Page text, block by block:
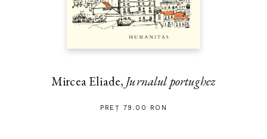
Mircea Eliade, Jurnalul portughez
PREȚ 79.00 RON